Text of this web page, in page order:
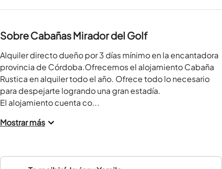
Sobre Cabañas Mirador del Golf
Alquiler directo dueño por 3 días mínimo en la encantadora
provincia de Córdoba.Ofrecemos el alojamiento Cabaña
Rustica en alquiler todo el año. Ofrece todo lo necesario
para despejarte logrando una gran estadía.
El alojamiento cuenta co...
Mostrar más